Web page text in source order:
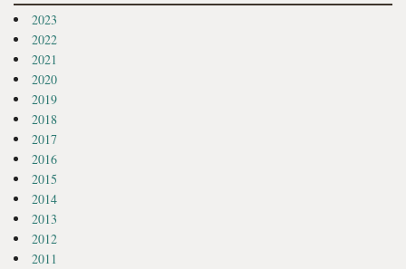
2023
2022
2021
2020
2019
2018
2017
2016
2015
2014
2013
2012
2011